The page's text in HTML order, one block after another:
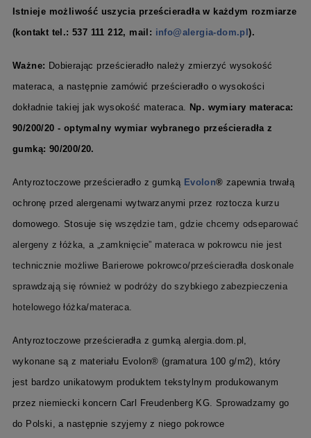
Istnieje możliwość uszycia prześcieradław każdym rozmiarze
(kontakt tel.: 537 111 212, mail: info@alergia-dom.pl).
Ważne: Dobierając prześcieradło należy zmierzyć wysokość
materaca, a następnie zamówić prześcieradło o wysokości
dokładnie takiej jak wysokość materaca. Np. wymiary materaca:
90/200/20 - optymalny wymiar wybranego prześcieradła z
gumką: 90/200/20.
Antyroztoczowe prześcieradło z gumką Evolon® zapewnia trwałą
ochronę przed alergenami wytwarzanymi przez roztocza kurzu
domowego.
Stosuje się wszędzie tam, gdzie chcemy odseparować
alergeny złóżka , a „zamknięcie” materaca w pokrowcu nie jest
technicznie możliwe Barierowe pokrowco/prześcieradła doskonale
sprawdzają się również w podróży do szybkiego zabezpieczenia
hotelowego łóż ka/materaca.
Antyroztoczowe prześcieradła z gumką alergia.dom.pl,
wykonane są z materiału Evolon® (gramatura 100 g/m2), który
jest bardzo unikatowym produktem tekstylnym produkowanym
przez niemiecki koncern Carl Freudenberg KG. Sprowadzamy go
do Polski, a następnie szyjemy z niego pokrowce